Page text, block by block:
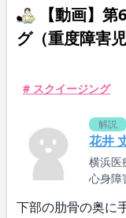
【動画】
グ（重度障害
# スクイージング
解説
花井
横浜
心身障
下部の肋骨の奥に